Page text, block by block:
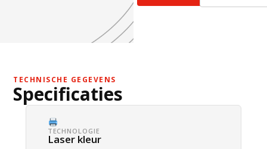
TECHNISCHE GEGEVENS
Specificaties
TECHNOLOGIE
Laser kleur